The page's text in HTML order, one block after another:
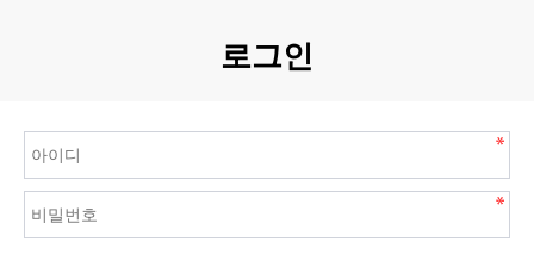
로그인